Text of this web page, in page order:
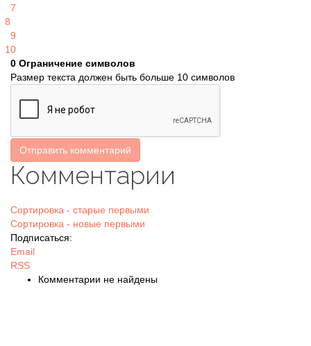
7
8
9
10
0 Ограничение символов
Размер текста должен быть больше 10 символов
Отправить комментарий
Комментарии
Сортировка - старые первыми
Сортировка - новые первыми
Подписаться:
Email
RSS
Комментарии не найдены